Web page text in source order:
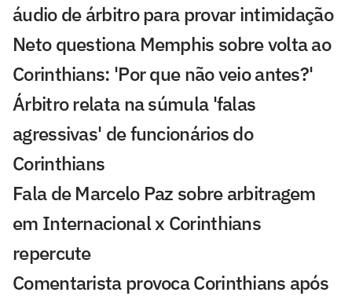
áudio de árbitro para provar intimidação
Neto questiona Memphis sobre volta ao
Corinthians: 'Por que não veio antes?'
Árbitro relata na súmula 'falas
agressivas' de funcionários do
Corinthians
Fala de Marcelo Paz sobre arbitragem
em Internacional x Corinthians
repercute
Comentarista provoca Corinthians após